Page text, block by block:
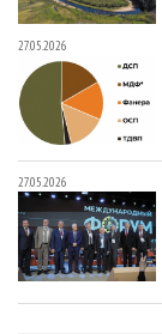
27.05.2026
27.05.2026